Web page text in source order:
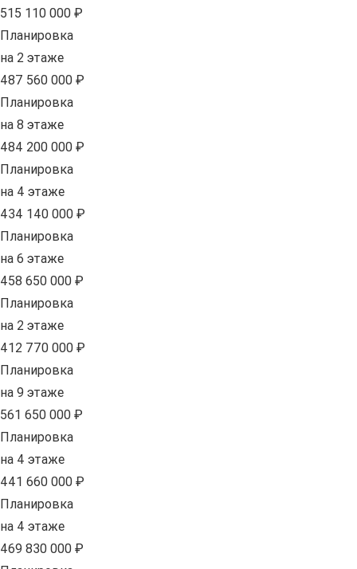
515 110 000 ₽
Планировка
на 2 этаже
487 560 000 ₽
Планировка
на 8 этаже
484 200 000 ₽
Планировка
на 4 этаже
434 140 000 ₽
Планировка
на 6 этаже
458 650 000 ₽
Планировка
на 2 этаже
412 770 000 ₽
Планировка
на 9 этаже
561 650 000 ₽
Планировка
на 4 этаже
441 660 000 ₽
Планировка
на 4 этаже
469 830 000 ₽